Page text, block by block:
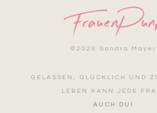
© 2026 Sandra Mayer
GELASSEN, GLÜCKLICH UND
LEBEN KANN JEDE
AUCH DU!